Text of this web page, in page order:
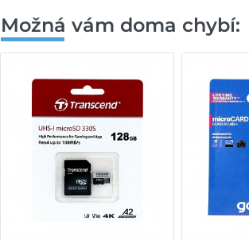
Možná vám doma chybí: